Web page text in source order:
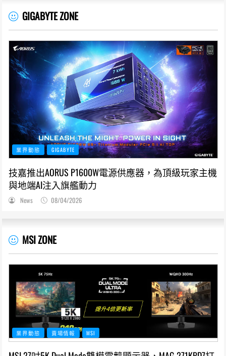
GIGABYTE ZONE
業界動態 GIGABYTE
技嘉推出AORUS P1600W電源供應器，為頂級玩家主機
與地端AI注入旗艦動力
News 08/04/2026
MSI ZONE
業界動態 賣場情報 MSI